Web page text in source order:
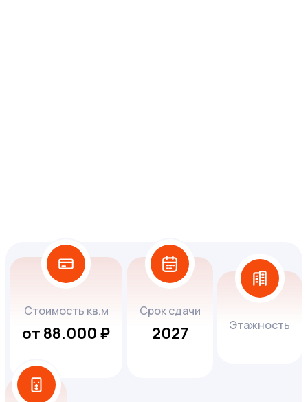
Стоимость кв.м
от 88.000 ₽
Срок сдачи
2027 Этажность